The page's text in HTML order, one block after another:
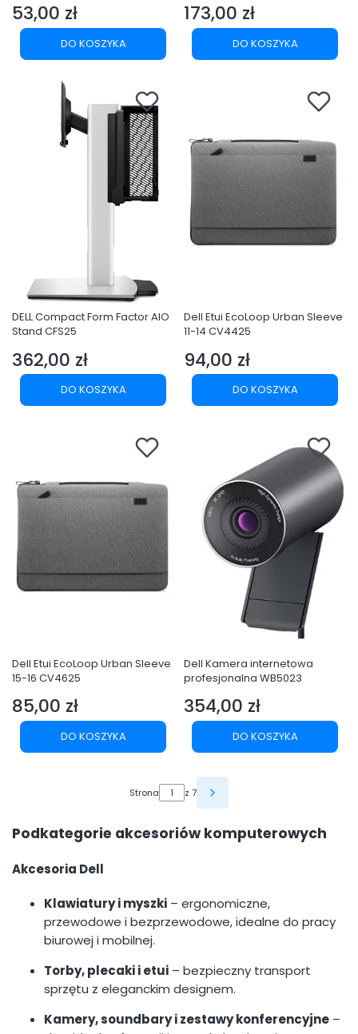
Cena
53,00 zł
DO KOSZYKA
Cena
173,00 zł
DO KOSZYKA
DELL Compact Form Factor AIO
Stand CFS25
Cena
362,00 zł
DO KOSZYKA
Dell Etui EcoLoop Urban Sleeve
11-14 CV4425
Cena
94,00 zł
DO KOSZYKA
Dell Etui EcoLoop Urban Sleeve
15-16 CV4625
Cena
85,00 zł
DO KOSZYKA
Dell Kamera internetowa
profesjonalna WB5023
Cena
354,00 zł
DO KOSZYKA
Strona z 7
Podkategorie akcesoriów komputerowych
Akcesoria Dell
Klawiatury i myszki – ergonomiczne,
przewodowe i bezprzewodowe, idealne do pracy
biurowej i mobilnej.
Torby, plecaki i etui – bezpieczny transport
sprzętu z eleganckim designem.
Kamery, soundbary i zestawy konferencyjne –